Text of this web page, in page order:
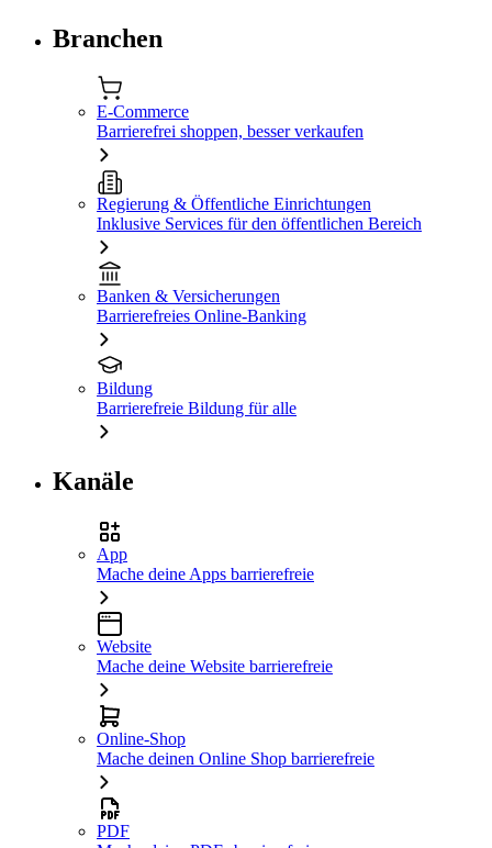
Branchen
E-Commerce
Barrierefrei shoppen, besser verkaufen
Regierung & Öffentliche Einrichtungen
Inklusive Services für den öffentlichen Bereich
Banken & Versicherungen
Barrierefreies Online-Banking
Bildung
Barrierefreie Bildung für alle
Kanäle
App
Mache deine Apps barrierefreie
Website
Mache deine Website barrierefreie
Online-Shop
Mache deinen Online Shop barrierefreie
PDF